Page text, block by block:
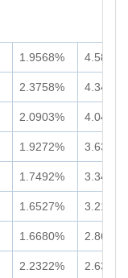
1.9568% 4.58万
2.3758% 4.34万
2.0903% 4.04万
1.9272% 3.63万
1.7492% 3.34万
1.6527% 3.21万
1.6680% 2.86万
2.2322% 2.63万